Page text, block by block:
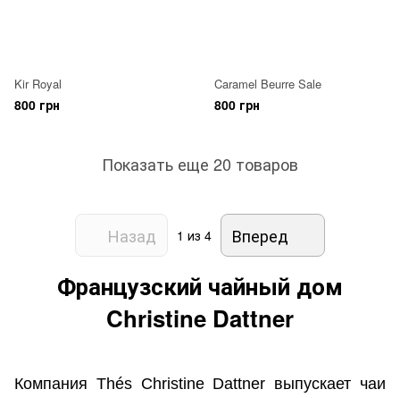
Kir Royal
800 грн
Caramel Beurre Sale
800 грн
Показать еще 20 товаров
Назад 1 из 4 Вперед
Французский чайный дом
Christine Dattner
Компания Thés Christine Dattner выпускает чаи